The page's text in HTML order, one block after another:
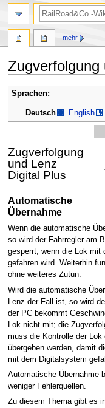
Zugverfolgung
Zur
springen
Zur
springen
Sprachen:
Deutsch English
Zugverfolgung
und Lenz
Digital Plus
Automatische
Übernahme
Wenn die automatische
so wird der Fahrregler am
gesperrt, wenn die Lok mit
gefahren wird. Weiterhin
ohne weiteres Zutun.
Wird die automatische
Lenz der Fall ist, so wird
der PC bekommt
Lok nicht mit; die
muss die Kontrolle der
übergeben werden, damit
mit dem Digitalsystem
Automatische Übernahme
weniger Fehlerquellen.
Zu diesem Thema gibt es
mehr
Suche